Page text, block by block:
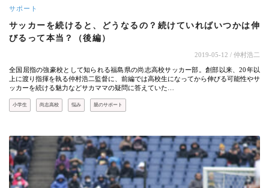
サポート
サッカーを続けると、どうなるの？続けていればいつかは伸
びるって本当？（後編）
2019-05-12 / 仲村浩二
全国屈指の強豪校として知られる福島県の尚志高校サッカー部。創部以来、20年以
上に渡り指揮を執る仲村浩二監督に、前編では高校生になってから伸びる可能性やサ
ッカーを続ける魅力などサカママの疑問に答えていた…
小学生 尚志高校 悩み 親のサポート